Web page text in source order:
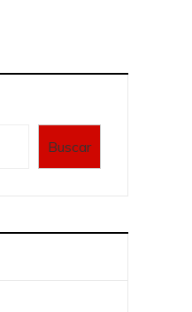
Buscar